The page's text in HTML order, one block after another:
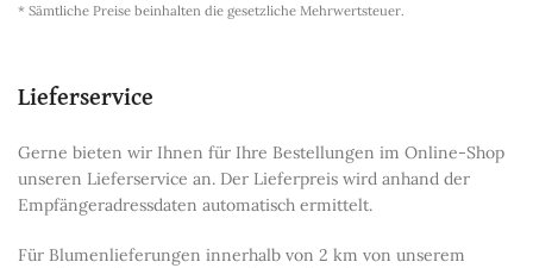
* Sämtliche Preise beinhalten die gesetzliche Mehrwertsteuer.
Lieferservice
Gerne bieten wir Ihnen für Ihre Bestellungen im Online-Shop
unseren Lieferservice an. Der Lieferpreis wird anhand der
Empfängeradressdaten automatisch ermittelt.
Für Blumenlieferungen innerhalb von 2 km von unserem